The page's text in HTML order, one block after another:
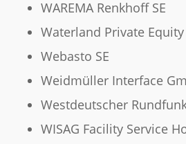
WAREMA Renkhoff SE
Waterland Private Equity
Webasto SE
Weidmüller Interface
Westdeutscher
WISAG Facility Service